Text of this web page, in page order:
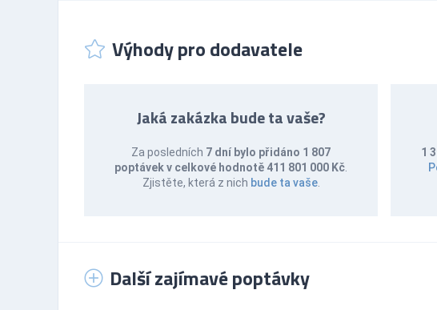
Výhody pro dodavatele
Jaká zakázka bude ta vaše?
Za posledních 7 dní bylo přidáno 1 807
poptávek v celkové hodnotě 411 801 000 Kč
Zjistěte, která z nich bude ta vaše.
1
Další zajímavé poptávky